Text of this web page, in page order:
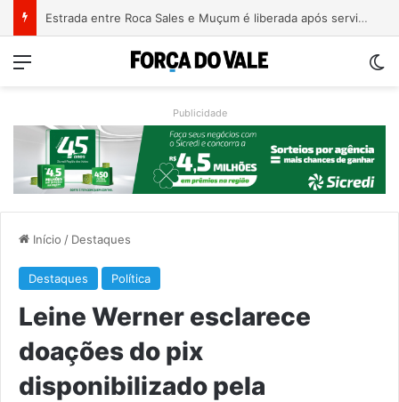
Patrimônio de Paulo Pimenta salta de R$ 192 mil para R$ 1,87 milhão em 4 anos
Menu
Publicidade
Início / Destaques
Destaques Política
Leine Werner esclarece
doações do pix
disponibilizado pela